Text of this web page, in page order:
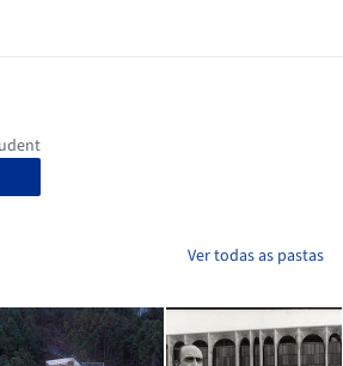
Ver todas as pastas